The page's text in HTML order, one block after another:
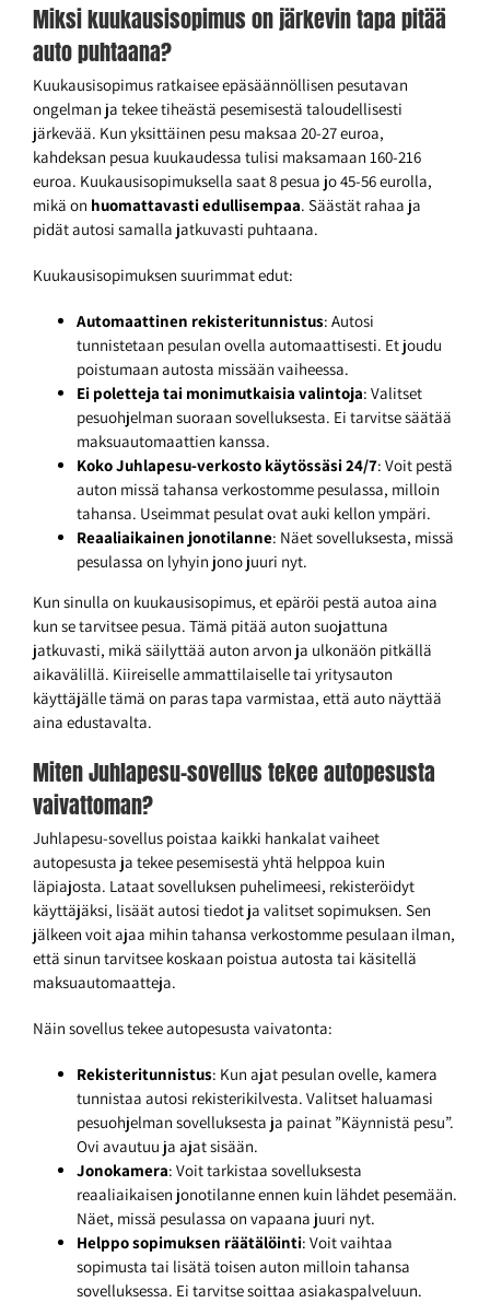
Miksi kuukausisopimus on järkevin tapa pitää
auto puhtaana?
Kuukausisopimus ratkaisee epäsäännöllisen pesutavan
ongelman ja tekee tiheästä pesemisestä taloudellisesti
järkevää. Kun yksittäinen pesu maksaa 20-27 euroa,
kahdeksan pesua kuukaudessa tulisi maksamaan 160-216
euroa. Kuukausisopimuksella saat 8 pesua jo 45-56 eurolla,
mikä on huomattavasti edullisempaa. Säästät rahaa ja
pidät autosi samalla jatkuvasti puhtaana.
Kuukausisopimuksen suurimmat edut:
Automaattinen rekisteritunnistus: Autosi
tunnistetaan pesulan ovella automaattisesti. Et joudu
poistumaan autosta missään vaiheessa.
Ei poletteja tai monimutkaisia valintoja: Valitset
pesuohjelman suoraan sovelluksesta. Ei tarvitse säätää
maksuautomaattien kanssa.
Koko Juhlapesu-verkosto käytössäsi 24/7: Voit pestä
auton missä tahansa verkostomme pesulassa, milloin
tahansa. Useimmat pesulat ovat auki kellon ympäri.
Reaaliaikainen jonotilanne: Näet sovelluksesta, missä
pesulassa on lyhyin jono juuri nyt.
Kun sinulla on kuukausisopimus, et epäröi pestä autoa aina
kun se tarvitsee pesua. Tämä pitää auton suojattuna
jatkuvasti, mikä säilyttää auton arvon ja ulkonäön pitkällä
aikavälillä. Kiireiselle ammattilaiselle tai yritysauton
käyttäjälle tämä on paras tapa varmistaa, että auto näyttää
aina edustavalta.
Miten Juhlapesu-sovellus tekee autopesusta
vaivattoman?
Juhlapesu-sovellus poistaa kaikki hankalat vaiheet
autopesusta ja tekee pesemisestä yhtä helppoa kuin
läpiajosta. Lataat sovelluksen puhelimeesi, rekisteröidyt
käyttäjäksi, lisäät autosi tiedot ja valitset sopimuksen. Sen
jälkeen voit ajaa mihin tahansa verkostomme pesulaan ilman,
että sinun tarvitsee koskaan poistua autosta tai käsitellä
maksuautomaatteja.
Näin sovellus tekee autopesusta vaivatonta:
Rekisteritunnistus: Kun ajat pesulan ovelle, kamera
tunnistaa autosi rekisterikilvesta. Valitset haluamasi
pesuohjelman sovelluksesta ja painat ”Käynnistä pesu”.
Ovi avautuu ja ajat sisään.
Jonokamera: Voit tarkistaa sovelluksesta
reaaliaikaisen jonotilanne ennen kuin lähdet pesemään.
Näet, missä pesulassa on vapaana juuri nyt.
Helppo sopimuksen räätälöinti: Voit vaihtaa
sopimusta tai lisätä toisen auton milloin tahansa
sovelluksessa. Ei tarvitse soittaa asiakaspalveluun.